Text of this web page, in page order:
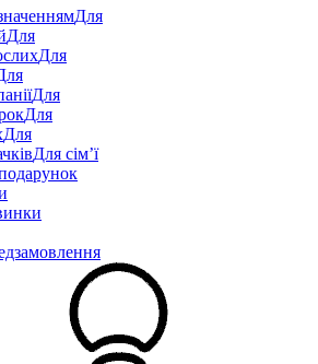
Для
Для
Для
Для
Для
Для
Для сім’ї